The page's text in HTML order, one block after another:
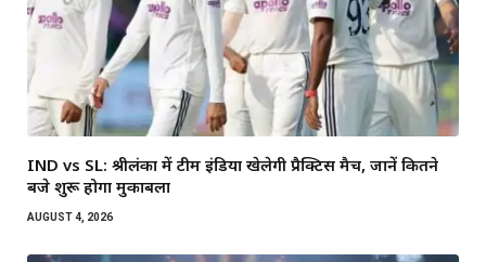
IND vs SL: श्रीलंका में टीम इंडिया खेलेगी प्रैक्टिस मैच, जानें कितने
बजे शुरू होगा मुकाबला
AUGUST 4, 2026